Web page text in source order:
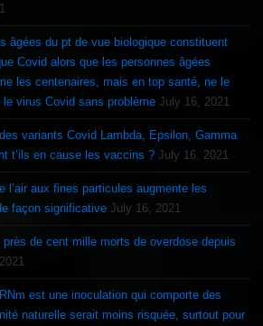
âgées du pt de vue biologique constituent
Covid alors que les personnes âgées
les centenaires, mais en top santé, ne le
virus Covid sans problème July 16, 2021
variants Covid Lambda, Epsilon, Gamma
t’ils en cause les vaccins ? July 16, 2021
l’air aux fines particules augmente les
façon significative July 16, 2021
de cent mille morts de overdose depuis
est une inoculation qui comporte des
naturelle serait moins risquée, surtout pour